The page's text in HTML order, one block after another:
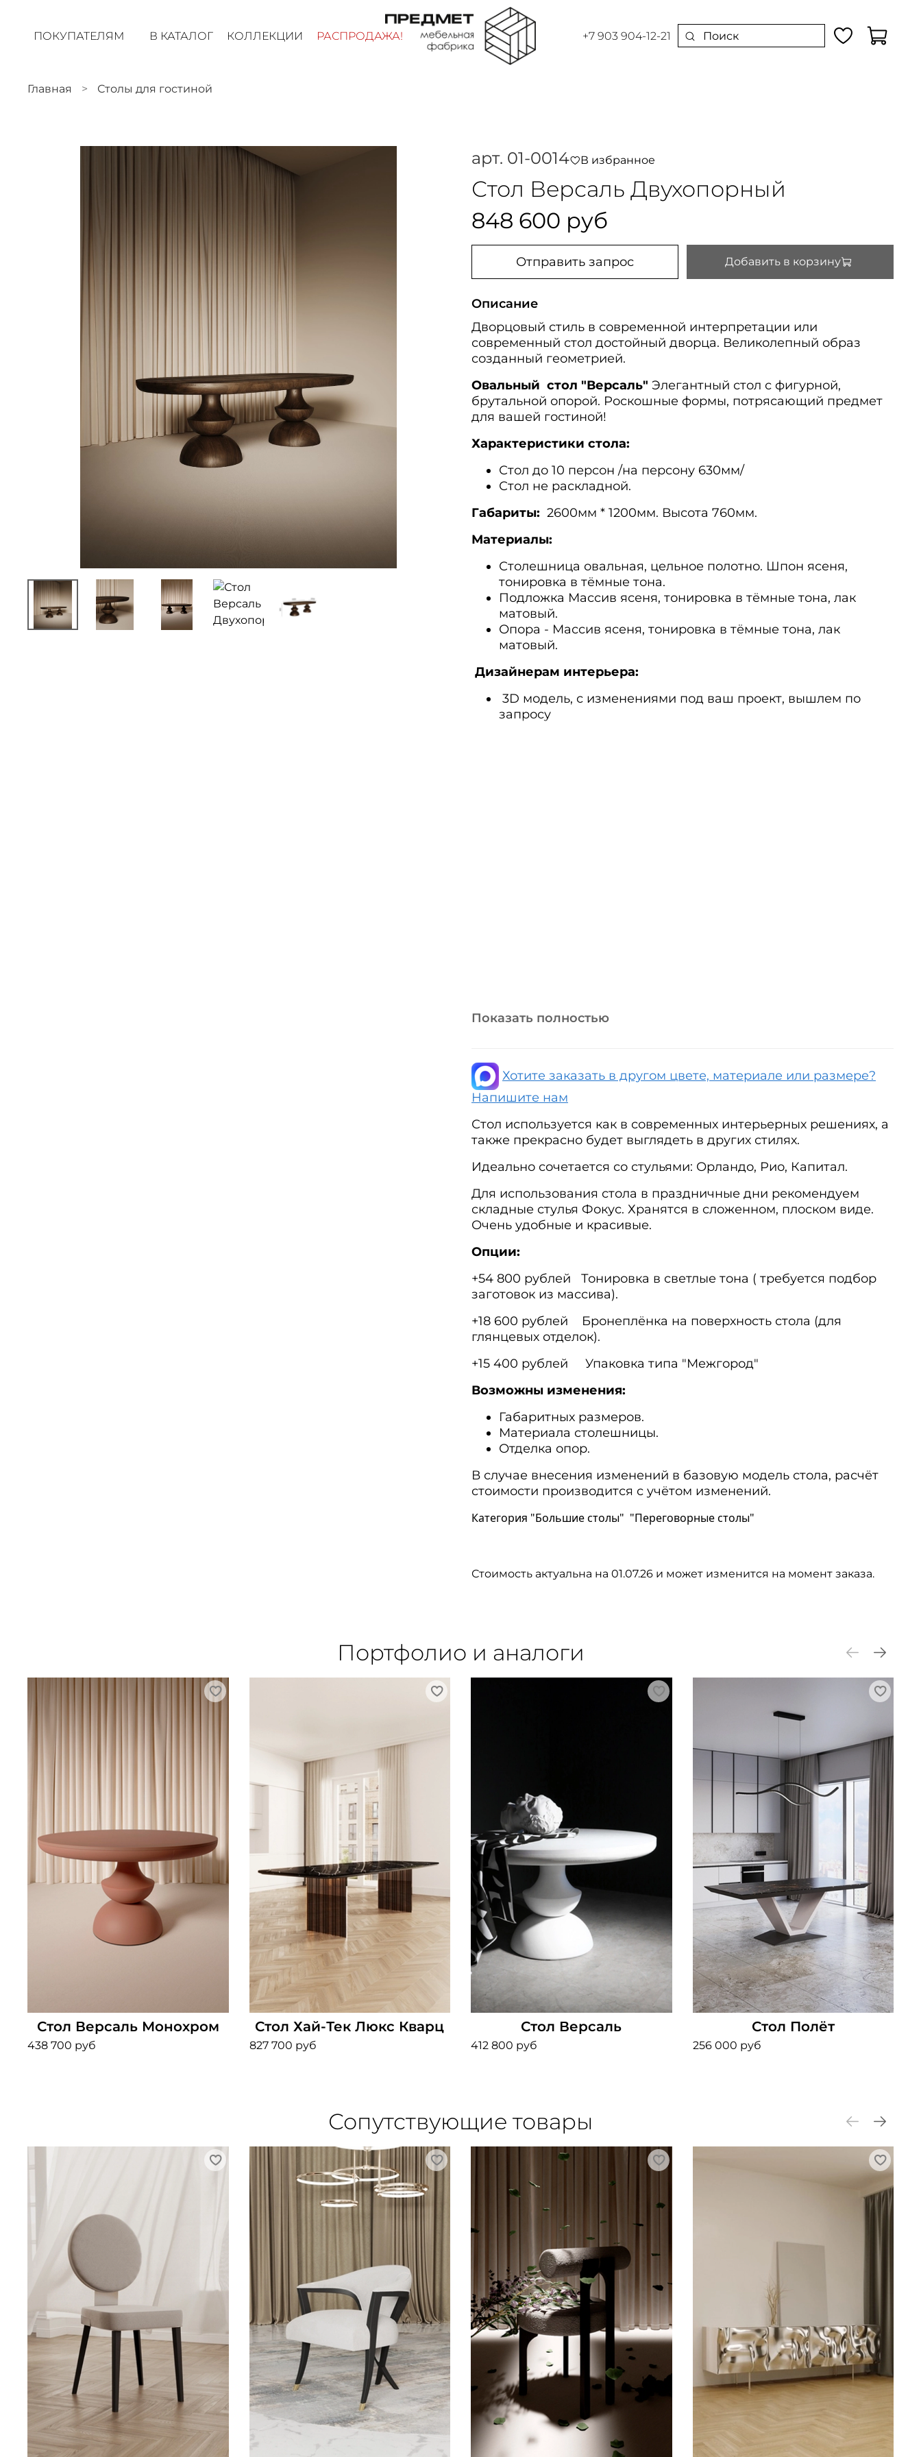
+7 903 904-12-21
ПОКУПАТЕЛЯМ В КАТАЛОГ КОЛЛЕКЦИИ РАСПРОДАЖА!
Главная Столы для гостиной
арт. 01-0014 В избранное
Стол Версаль Двухопорный
848 600 руб
Отправить запрос Добавить в корзину
Описание
Дворцовый стиль в современной интерпретации или
современный стол достойный дворца. Великолепный образ
созданный геометрией.
Овальный стол "Версаль" Элегантный стол с фигурной,
брутальной опорой. Роскошные формы, потрясающий предмет
для вашей гостиной!
Характеристики стола:
Стол до 10 персон /на персону 630мм/
Стол не раскладной.
Габариты: 2600мм * 1200мм. Высота 760мм.
Материалы:
Столешница овальная, цельное полотно. Шпон ясеня,
тонировка в тёмные тона.
Подложка Массив ясеня, тонировка в тёмные тона, лак
матовый.
Опора - Массив ясеня, тонировка в тёмные тона, лак
матовый.
Дизайнерам интерьера:
3D модель, с изменениями под ваш проект, вышлем по
запросу
Показать полностью
Хотите заказать в другом цвете, материале или размере?
Напишите нам
Стол используется как в современных интерьерных решениях, а
также прекрасно будет выглядеть в других стилях.
Идеально сочетается со стульями: Орландо, Рио, Капитал.
Для использования стола в праздничные дни рекомендуем
складные стулья Фокус. Хранятся в сложенном, плоском виде.
Очень удобные и красивые.
Опции:
+54 800 рублей Тонировка в светлые тона ( требуется подбор
заготовок из массива).
+18 600 рублей Бронеплёнка на поверхность стола (для
глянцевых отделок).
+15 400 рублей Упаковка типа "Межгород"
Возможны изменения:
Габаритных размеров.
Материала столешницы.
Отделка опор.
В случае внесения изменений в базовую модель стола, расчёт
стоимости производится с учётом изменений.
Категория "Большие столы" "Переговорные столы"
Стоимость актуальна на 01.07.26 и может изменится на момент заказа.
Портфолио и аналоги
Стол Версаль Монохром
438 700 руб
Стол Хай-Тек Люкс Кварц
827 700 руб
Стол Версаль
412 800 руб
Стол Полёт
256 000 руб
Сопутствующие товары